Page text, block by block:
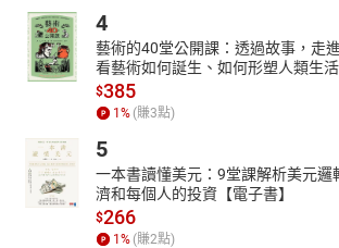
一分無可取代的浪漫。
★朗讀者簡介｜方笛
從事廣播電視工作近30年，獲得多次廣播金鐘
廣播、電視金鐘獎評審。多年職涯中，以華視曾
《金曲龍虎榜》其中播報每週夯歌的排行名次，
濤巨浪，深具影響力的指標性人物。
此次特別為開創沙漠文學的知名作家三毛之著作
《稻草人的微笑》、《夢中的橄欖樹》、《快
的終站》、《心裏的夢田》、《把快樂當傳染病
透過「有聲書」的形式，精心演譯流浪文學天高
4
藝術的40堂公開課：透過故事，走
看藝術如何誕生、如何形塑人類生活
$385
1 % (賺3點)
5
一本書讀懂美元：9堂課解析美元邏
濟和每個人的投資【電子書】
$266
1 % (賺2點)